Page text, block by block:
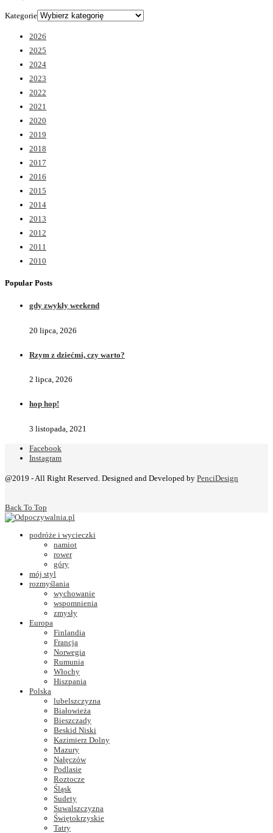
Kategorie
2026
2025
2024
2023
2022
2021
2020
2019
2018
2017
2016
2015
2014
2013
2012
2011
2010
Popular Posts
gdy zwykły weekend
20 lipca, 2026
Rzym z dziećmi, czy warto?
2 lipca, 2026
hop hop!
3 listopada, 2021
Facebook
Instagram
@2019 - All Right Reserved. Designed and Developed by PenciDesign
Back To Top
podróże i wycieczki
namiot
rower
góry
mój styl
rozmyślania
wychowanie
wspomnienia
zmysły
Europa
Finlandia
Francja
Norwegia
Rumunia
Włochy
Hiszpania
Polska
lubelszczyzna
Białowieża
Bieszczady
Beskid Niski
Kazimierz Dolny
Mazury
Nałęczów
Podlasie
Roztocze
Śląsk
Sudety
Suwalszczyzna
Świętokrzyskie
Tatry